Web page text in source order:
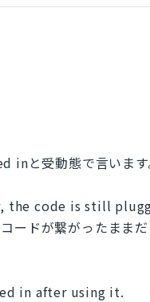
inと受動態で言います
the code is still
ードが繋がったままだ
in after using it.